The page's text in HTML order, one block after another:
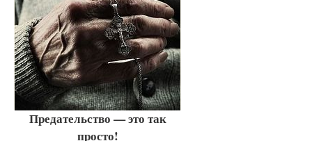
Предательство — это так
просто!